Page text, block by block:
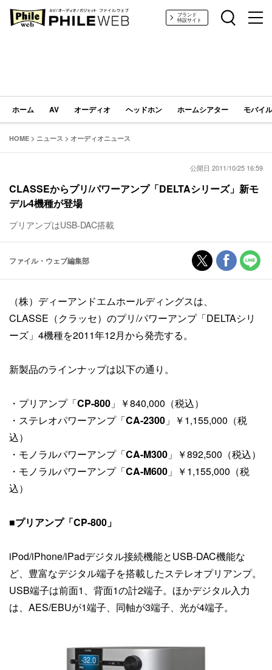
PHILE WEB｜AV/オーディオ/ガジェットブランド
特設サイト
ホーム AV オーディオ ヘッドホン ホームシアター モバイ
HOME > ニュース > オーディオニュース
公開日 2011/10/25 16:59
CLASSEからプリ/パワーアンプ「DELTAシリーズ」新モ
デル4機種が登場
プリアンプはUSB-DAC搭載
ファイル・ウェブ編集部
（株）ディーアンドエムホールディングスは、
CLASSE（クラッセ）のプリ/パワーアンプ「DELTAシリ
ーズ」4機種を2011年12月から発売する。
新製品のラインナップは以下の通り。
・プリアンプ「CP-800 」￥840,000（税込）
・ステレオパワーアンプ「CA-2300 」￥1,155,000（税
込）
・モノラルパワーアンプ「CA-M300 」￥892,500（税込）
・モノラルパワーアンプ「CA-M600 」￥1,155,000（税
込）
■プリアンプ「CP-800」
iPod/iPhone/iPadデジタル接続機能とUSB-DAC機能な
ど、豊富なデジタル端子を搭載したステレオプリアンプ。
USB端子は前面1、背面1の計2端子。ほかデジタル入力
は、AES/EBUが1端子、同軸が3端子、光が4端子。